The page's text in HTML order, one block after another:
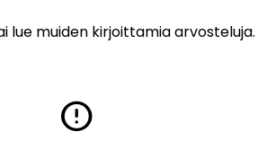
muiden kirjoittamia arvosteluja.
error